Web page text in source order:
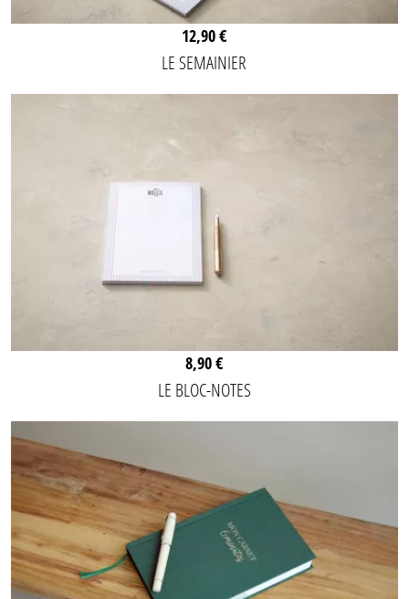
12,90 €
LE SEMAINIER
8,90 €
LE BLOC-NOTES